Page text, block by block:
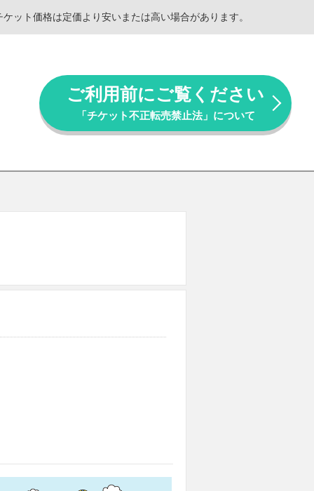
ット価格は定価より安いまたは高い場合があります。
ご利用前にご覧ください
「チケット不正転売禁止法」について